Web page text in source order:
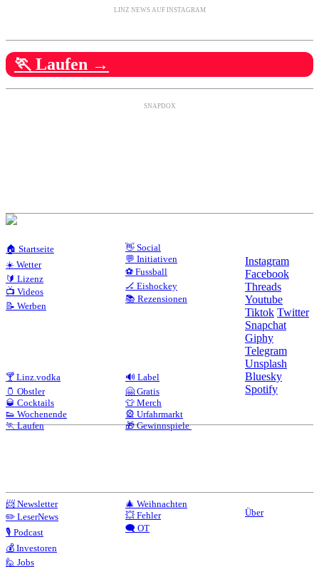
LINZ NEWS AUF INSTAGRAM
🏃 Laufen →
SNAPDOX
🏠 Startseite
☀️ Wetter
🔰 Lizenz
📺 Videos
📝 Werben
👋 Social
💬 Initiativen
⚽ Fussball
🏒 Eishockey
📚 Rezensionen
🍸 Linz.vodka
🫙 Obstler
🥃 Cocktails
👟 Wochenende
🏃 Laufen
🔊 Label
🤗 Gratis
👕 Merch
🎡 Urfahrmarkt
🎁 Gewinnspiele
📨 Newsletter
✏️ LeserNews
🎙️ Podcast
💰 Investoren
🙋 Jobs
🎄 Weihnachten
💥 Fehler
🗨️ OT
Instagram
Facebook
Threads
Youtube
Tiktok Twitter
Snapchat
Giphy
Telegram
Unsplash
Bluesky
Spotify
Über